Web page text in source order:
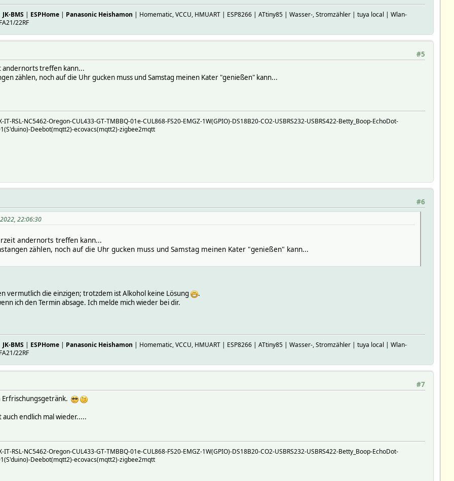
JK-BMS | ESPHome| Panasonic Heishamon | Homematic, VCCU, HMUART | ESP8266 | ATtiny85 | Wasser-, Stromzähler | tuya local | Wlan-
22RF
#5
andernorts treffen kann...
zählen, noch auf die Uhr gucken muss und Samstag meinen Kater "genießen" kann...
IT-RSL-NC5462-Oregon-CUL433-GT-TMBBQ-01e-CUL868-FS20-EMGZ-1W(GPIO)-DS18B20-CO2-USBRS232-USBRS422-Betty_Boop-EchoDot-
Deebot(mqtt2)-ecovacs(mqtt2)-zigbee2mqtt
#6
22:06:30
andernorts treffen kann...
zählen, noch auf die Uhr gucken muss und Samstag meinen Kater "genießen" kann...
vermutlich die einzigen; trotzdem ist Alkohol keine Lösung
.
ich den Termin absage. Ich melde mich wieder bei dir.
JK-BMS | ESPHome| Panasonic Heishamon | Homematic, VCCU, HMUART | ESP8266 | ATtiny85 | Wasser-, Stromzähler | tuya local | Wlan-
22RF
#7
Erfrischungsgetränk.
endlich mal wieder.....
IT-RSL-NC5462-Oregon-CUL433-GT-TMBBQ-01e-CUL868-FS20-EMGZ-1W(GPIO)-DS18B20-CO2-USBRS232-USBRS422-Betty_Boop-EchoDot-
Deebot(mqtt2)-ecovacs(mqtt2)-zigbee2mqtt